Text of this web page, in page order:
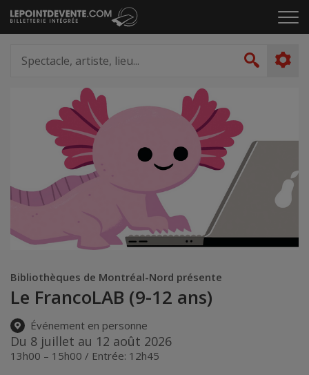
Passer
au
le
artiste,
lieu...
Bibliothèques de Montréal-Nord présente
Le FrancoLAB (9-12 ans)
Événement en personne
Du 8 juillet au 12 août 2026
13h00 – 15h00 / Entrée: 12h45